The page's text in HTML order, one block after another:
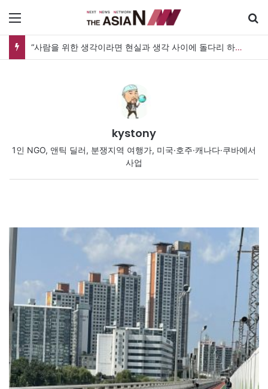
“사람을 위한 생각이라면 현실과 생각 사이에 돌다리 하나는 놓아야 하지 않을까”
kystony
1인 NGO, 앤틱 딜러, 분쟁지역 여행가, 미국·호주·캐나다·쿠바에서
사업